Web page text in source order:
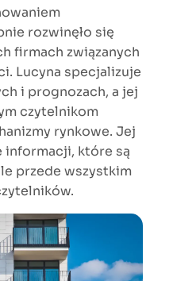
rozwinęło się
firmach związanych
Lucyna specjalizuje
i prognozach, a jej
czytelnikom
rynkowe. Jej
informacji, które są
przede wszystkim